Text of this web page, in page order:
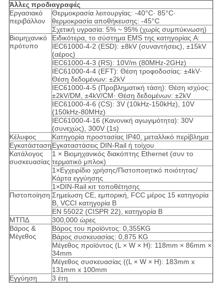
Άλλες προδιαγραφές
Εργασιακό
περιβάλλον
Θερμοκρασία λειτουργίας: -40°C· 85°C·
θερμοκρασία αποθήκευσης: -45°C
Σχετική υγρασία: 5% ~ 95% (χωρίς συμπύκνωση)
Βιομηχανικό
πρότυπο
Ειδικότερα, το σύστημα EMS της κατηγορίας A:
IEC61000-4-2 (ESD): ±8kV (συναντήσεις), ±15kV
(αέρος)
IEC61000-4-3 (RS): 10V/m (80MHz-2GHz)
IEC61000-4-4 (EFT): Θέση τροφοδοσίας: ±4kV·
Θέση δεδομένων: ±2kV
IEC61000-4-5 (Προβληματική τάση): Θέση ισχύος:
±2kV/DM, ±4kV/CM· Θέση δεδομένων: ±2kV
IEC61000-4-6 (CS): 3V (10kHz-150kHz), 10V
(150kHz-80MHz)
IEC61000-4-16 (Κανονική αγωγιμότητα): 30V
(συνεχώς), 300V (1s)
Κέλυφος
Κατηγορία προστασίας IP40, μεταλλικό περίβλημα
ΕγκατάστασηΕγκαταστάσεις DIN-Rail ή τοίχου
Κατάλογος
συσκευασίας
1 × Βιομηχανικός διακόπτης Ethernet (συν το
τερματικό μπλοκ)
1×Εγχειρίδιο χρήσης/Πιστοποιητικό ποιότητας/
Κάρτα εγγύησης
1×DIN-Rail κιτ τοποθέτησης
Πιστοποίηση Σημείωση CE, εμπορική, FCC μέρος 15 κατηγορία
Β, VCCI κατηγορία Β
EN 55022 (CISPR 22), κατηγορία Β
ΜΤΠΔ
300,000 ώρες
Βάρος &
Μέγεθος
Βάρος του προϊόντος: 0,355KG
Βάρος συσκευασίας: 0,875 KG
Μέγεθος προϊόντος (L × W × H): 118mm × 86mm ×
34mm
Μέγεθος συσκευασίας ((L × W × H): 183mm x
131mm x 100mm
Εγγύηση
3 έτη